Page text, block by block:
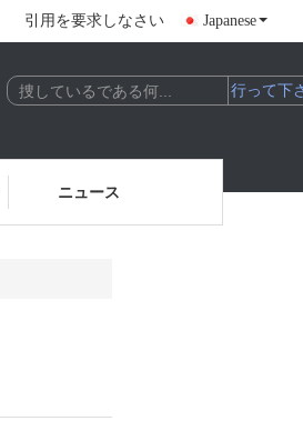
引用を要求しなさい Japanese
ニュース